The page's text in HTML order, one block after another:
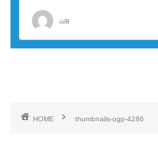
HOME thumbnails-ogp-4286